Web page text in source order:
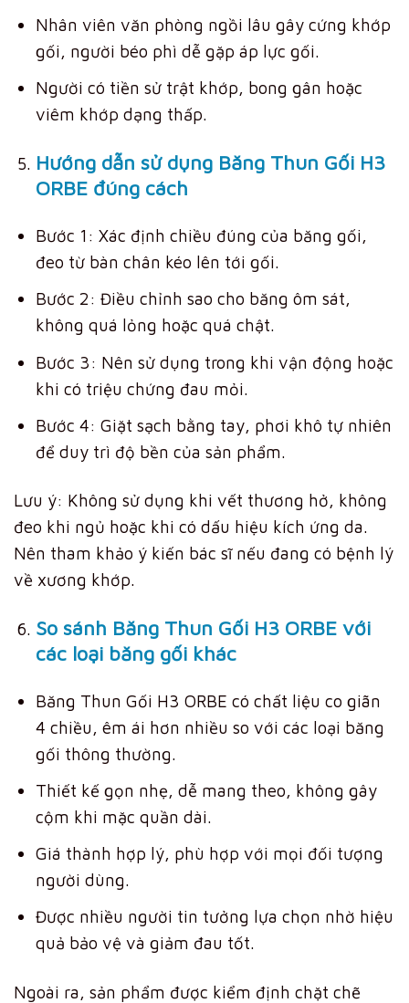
Nhân viên văn phòng ngồi lâu gây cứng khớp
gối, người béo phì dễ gặp áp lực gối.
Người có tiền sử trật khớp, bong gân hoặc
viêm khớp dạng thấp.
Hướng dẫn sử dụng Băng Thun Gối H3
ORBE đúng cách
Bước 1: Xác định chiều đúng của băng gối,
đeo từ bàn chân kéo lên tới gối.
Bước 2: Điều chỉnh sao cho băng ôm sát,
không quá lỏng hoặc quá chật.
Bước 3: Nên sử dụng trong khi vận động hoặc
khi có triệu chứng đau mỏi.
Bước 4: Giặt sạch bằng tay, phơi khô tự nhiên
để duy trì độ bền của sản phẩm.
Lưu ý: Không sử dụng khi vết thương hở, không
đeo khi ngủ hoặc khi có dấu hiệu kích ứng da.
Nên tham khảo ý kiến bác sĩ nếu đang có bệnh lý
về xương khớp.
So sánh Băng Thun Gối H3 ORBE với
các loại băng gối khác
Băng Thun Gối H3 ORBE có chất liệu co giãn
4 chiều, êm ái hơn nhiều so với các loại băng
gối thông thường.
Thiết kế gọn nhẹ, dễ mang theo, không gây
cộm khi mặc quần dài.
Giá thành hợp lý, phù hợp với mọi đối tượng
người dùng.
Được nhiều người tin tưởng lựa chọn nhờ hiệu
quả bảo vệ và giảm đau tốt.
Ngoài ra, sản phẩm được kiểm định chặt chẽ